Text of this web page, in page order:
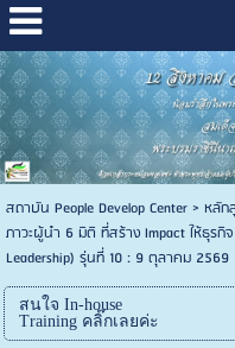
สถาบัน People Develop Center> หลัก
ภาวะผู้นำ 6 มิติ ที่สร้าง Impact ให้ธุรกิจ
Leadership) รุ่นที่ 10 : 9 ตุลาคม 2569
สนใจ In-house
Training คลิ๊กเลยค่ะ